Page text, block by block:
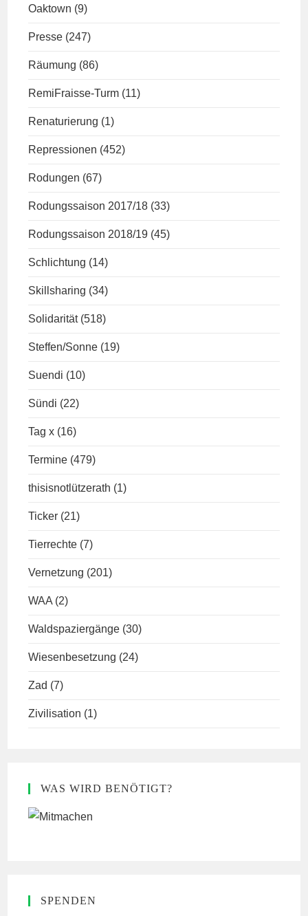
Oaktown (9)
Presse (247)
Räumung (86)
RemiFraisse-Turm (11)
Renaturierung (1)
Repressionen (452)
Rodungen (67)
Rodungssaison 2017/18 (33)
Rodungssaison 2018/19 (45)
Schlichtung (14)
Skillsharing (34)
Solidarität (518)
Steffen/Sonne (19)
Suendi (10)
Sündi (22)
Tag x (16)
Termine (479)
thisisnotlützerath (1)
Ticker (21)
Tierrechte (7)
Vernetzung (201)
WAA (2)
Waldspaziergänge (30)
Wiesenbesetzung (24)
Zad (7)
Zivilisation (1)
WAS WIRD BENÖTIGT?
SPENDEN